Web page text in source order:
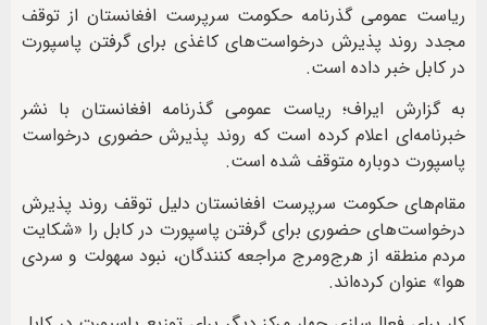
ریاست عمومی گذرنامه حکومت سرپرست افغانستان از توقف
مجدد روند پذیرش درخواست‌های کاغذی برای گرفتن پاسپورت
در کابل خبر داده است.
به گزارش ایراف؛ ریاست عمومی گذرنامه افغانستان با نشر
خبرنامه‌ای اعلام کرده است که روند پذیرش حضوری درخواست
پاسپورت دوباره متوقف شده است.
مقام‌های حکومت سرپرست افغانستان دلیل توقف روند پذیرش
درخواست‌های حضوری برای گرفتن پاسپورت در کابل را «شکایت
مردم منطقه از هرج‌ومرج مراجعه‌ کنندگان، نبود سهولت و سردی
هوا» عنوان کرده‌اند.